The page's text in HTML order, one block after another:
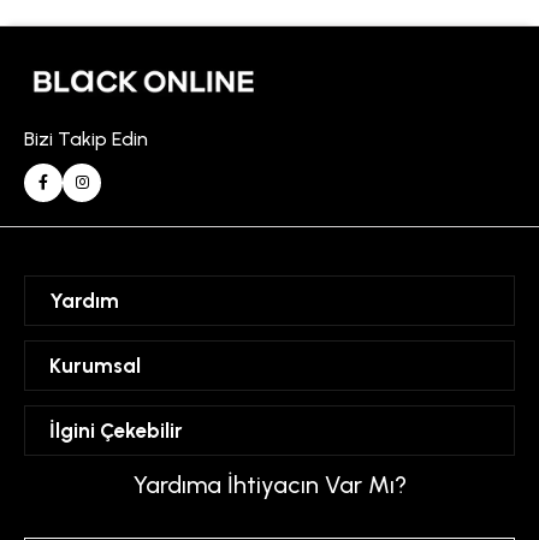
Bizi Takip Edin
Yardım
Hesabım
Favorilerim
Kurumsal
Mesafeli Satış Sözleşmesi
Üyelik Sözleşmesi
Gizlilik ve Güvenlik Politikası
İlgini Çekebilir
Yardıma İhtiyacın Var Mı?